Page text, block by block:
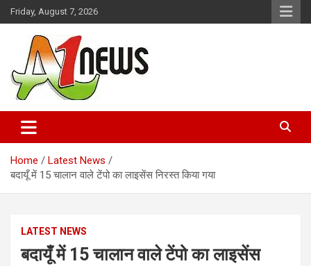
Skip
to
content
Friday, August 7, 2026
A1news.in
Home
Latest News
बदायूँ में 15 चालान वाले टेंपो का लाइसेंस निरस्त किया गया
LATEST NEWS
बदायूँ में 15 चालान वाले टेंपो का लाइसेंस